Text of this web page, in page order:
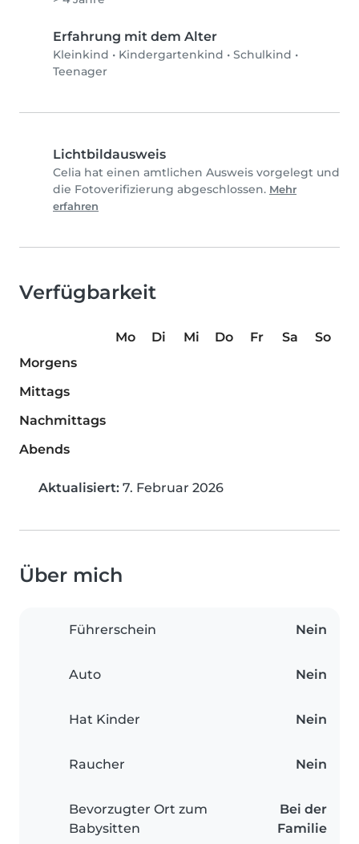
Erfahrung mit dem Alter
Kleinkind • Kindergartenkind • Schulkind •
Teenager
Lichtbildausweis
Celia hat einen amtlichen Ausweis vorgelegt und
die Fotoverifizierung abgeschlossen. Mehr
erfahren
Verfügbarkeit
Mo Di Mi Do Fr Sa
So
Morgens
Mittags
Nachmittags
Abends
Aktualisiert: 7. Februar 2026
Über mich
Führerschein Nein
Auto Nein
Hat Kinder Nein
Raucher Nein
Bevorzugter Ort zum
Babysitten
Bei der
Familie